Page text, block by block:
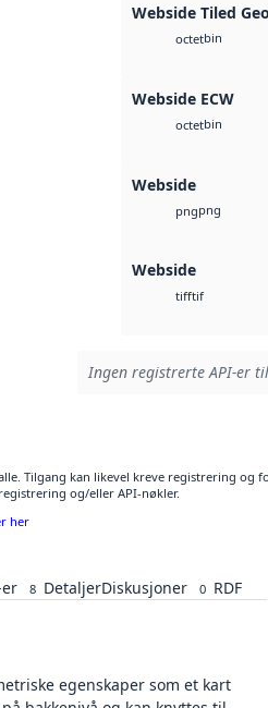
Webside Tiled
octetbin
Webside ECW
octetbin
Webside
pngpng
Webside
tifftif
Ingen registrerte API-er
Tilgang kan likevel kreve registrering og
og/eller API-nøkler.
her
8 DetaljerDiskusjoner 0 RDF
egenskaper som et kart